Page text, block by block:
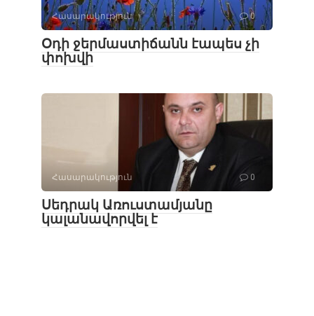
Հասարակություն 0
Օդի ջերմաստիճանն էապես չի
փոխվի
Հասարակություն 0
Սեդրակ Առուստամյանը
կալանավորվել է